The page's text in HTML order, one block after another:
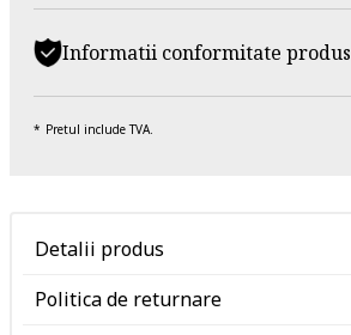
Informatii conformitate produs
Pretul include TVA.
Detalii produs
Politica de returnare